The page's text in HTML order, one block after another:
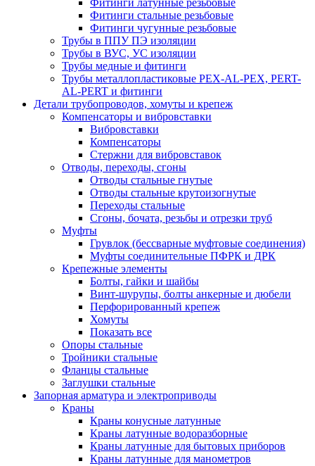
Фитинги латунные резьбовые
Фитинги стальные резьбовые
Фитинги чугунные резьбовые
Трубы в ППУ ПЭ изоляции
Трубы в ВУС, УС изоляции
Трубы медные и фитинги
Трубы металлопластиковые PEX-AL-PEX, PERT-
AL-PERT и фитинги
Детали трубопроводов, хомуты и крепеж
Компенсаторы и вибровставки
Вибровставки
Компенсаторы
Стержни для вибровставок
Отводы, переходы, сгоны
Отводы стальные гнутые
Отводы стальные крутоизогнутые
Переходы стальные
Сгоны, бочата, резьбы и отрезки труб
Муфты
Грувлок (бессварные муфтовые соединения)
Муфты соединительные ПФРК и ДРК
Крепежные элементы
Болты, гайки и шайбы
Винт-шурупы, болты анкерные и дюбели
Перфорированный крепеж
Хомуты
Показать все
Опоры стальные
Тройники стальные
Фланцы стальные
Заглушки стальные
Запорная арматура и электроприводы
Краны
Краны конусные латунные
Краны латунные водоразборные
Краны латунные для бытовых приборов
Краны латунные для манометров